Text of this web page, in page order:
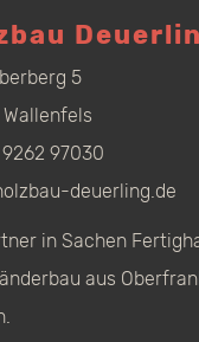
5
97030
deuerling.de
in Sachen
aus